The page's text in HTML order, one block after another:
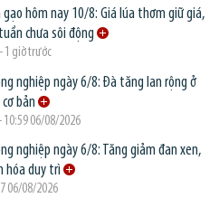
hôm nay 10/8: Giá lúa thơm giữ giá,
chưa sôi động
1 giờ trước
nghiệp ngày 6/8: Đà tăng lan rộng ở
bản
10:59 06/08/2026
nghiệp ngày 6/8: Tăng giảm đan xen,
duy trì
06/08/2026